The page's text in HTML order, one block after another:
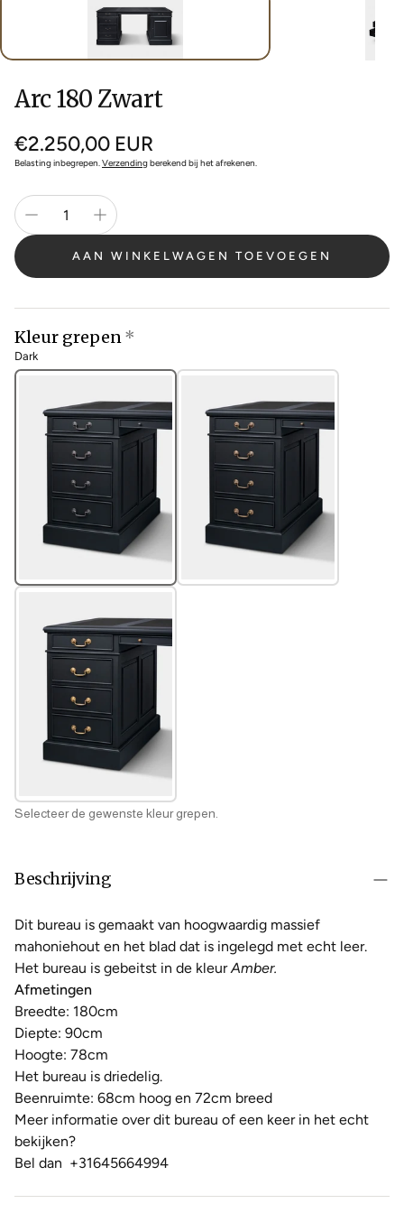
Arc 180 Zwart
Normale
prijs
€2.250,00 EUR
Belasting inbegrepen.Verzendingberekend bij het afrekenen.
AAN WINKELWAGEN TOEVOEGEN
Kleur grepen
Dark
Selecteer de gewenste kleur grepen.
Beschrijving
Dit bureau is gemaakt van hoogwaardig massief
mahoniehout en het blad dat is ingelegd met echt leer.
Het bureau is gebeitst in de kleurAmber.
Afmetingen
Breedte: 180cm
Diepte: 90cm
Hoogte: 78cm
Het bureau is driedelig.
Beenruimte: 68cm hoog en 72cm breed
Meer informatie over dit bureau of een keer in het echt
bekijken?
Bel dan +31645664994